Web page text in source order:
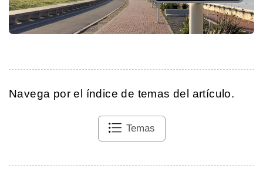
Navega por el índice de temas del artículo.
Temas